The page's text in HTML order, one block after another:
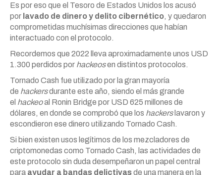
Es por eso que el Tesoro de Estados Unidos los acusó
por lavado de dinero y delito cibernético, y quedaron
comprometidas muchísimas direcciones que habían
interactuado con el protocolo.
Recordemos que 2022 lleva aproximadamente unos USD
1.300 perdidos por hackeosen distintos protocolos.
Tornado Cash fue utilizado por la gran mayoría
de hackersdurante este año, siendo el más grande
el hackeoal Ronin Bridge por USD 625 millones de
dólares, en donde se comprobó que los hackerslavaron y
escondieron ese dinero utilizando Tornado Cash.
Si bien existen usos legítimos de los mezcladores de
criptomonedas como Tornado Cash, las actividades de
este protocolo sin duda desempeñaron un papel central
para ayudar a bandas delictivasde una manera en la